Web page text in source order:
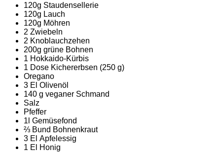
120g Staudensellerie
120g Lauch
120g Möhren
2 Zwiebeln
2 Knoblauchzehen
200g grüne Bohnen
1 Hokkaido-Kürbis
1 Dose Kichererbsen (250 g)
Oregano
3 El Olivenöl
140 g veganer Schmand
Salz
Pfeffer
1l Gemüsefond
⅔ Bund Bohnenkraut
3 El Apfelessig
1 El Honig